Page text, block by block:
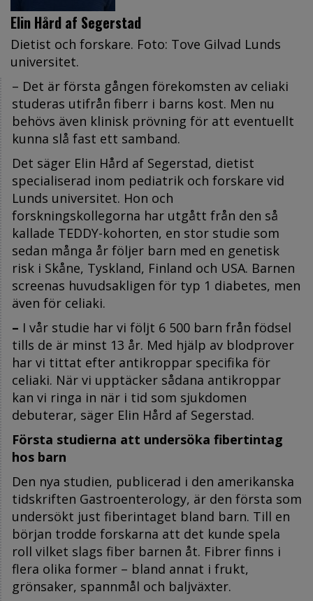
Elin Hård af Segerstad
Dietist och forskare. Foto: Tove Gilvad Lunds
universitet.
– Det är första gången förekomsten av celiaki
studeras utifrån fiberr i barns kost. Men nu
behövs även klinisk prövning för att eventuellt
kunna slå fast ett samband.
Det säger Elin Hård af Segerstad, dietist
specialiserad inom pediatrik och forskare vid
Lunds universitet. Hon och
forskningskollegorna har utgått från den så
kallade TEDDY-kohorten, en stor studie som
sedan många år följer barn med en genetisk
risk i Skåne, Tyskland, Finland och USA. Barnen
screenas huvudsakligen för typ 1 diabetes, men
även för celiaki.
– I vår studie har vi följt 6 500 barn från födsel
tills de är minst 13 år. Med hjälp av blodprover
har vi tittat efter antikroppar specifika för
celiaki. När vi upptäcker sådana antikroppar
kan vi ringa in när i tid som sjukdomen
debuterar, säger Elin Hård af Segerstad.
Första studierna att undersöka fibertintag
hos barn
Den nya studien, publicerad i den amerikanska
tidskriften Gastroenterology, är den första som
undersökt just fiberintaget bland barn. Till en
början trodde forskarna att det kunde spela
roll vilket slags fiber barnen åt. Fibrer finns i
flera olika former – bland annat i frukt,
grönsaker, spannmål och baljväxter.